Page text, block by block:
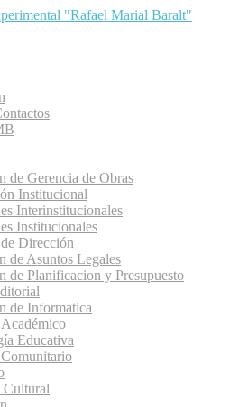
de Gerencia de Obras
Institucional
Interinstitucionales
Institucionales
Dirección
de Asuntos Legales
de Planificacion y Presupuesto
de Informatica
Educativa